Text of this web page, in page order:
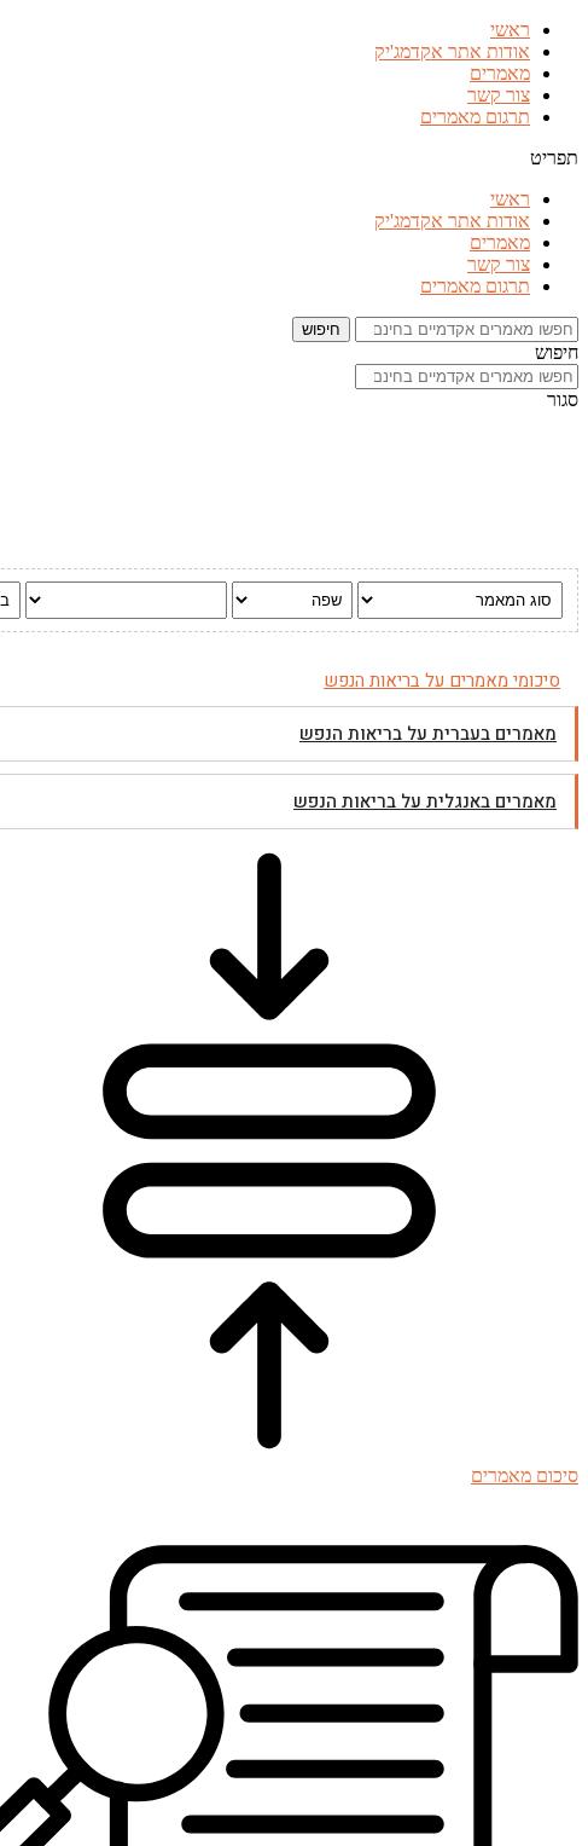
לתוכן
ראשי
אודות אתר אקדמג'יק
מאמרים
צור קשר
תרגום מאמרים
תפריט
ראשי
אודות אתר אקדמג'יק
מאמרים
צור קשר
תרגום מאמרים
חיפוש
חיפוש
סגור
סיכומי מאמרים על בריאות הנפש
מאמרים בעברית על בריאות הנפש
מאמרים באנגלית על בריאות הנפש
סיכום מאמרים